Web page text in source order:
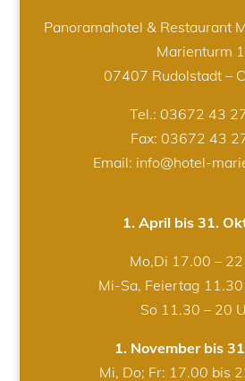
Panoramahotel & Restaurant
Marienturm 1
07407 Rudolstadt –
Tel.: 03672 43
Fax: 03672 43
Email: info@hotel-
1. April bis 31.
Mo,Di 17.00 –
Mi-Sa, Feiertag
So 11.30 – 20
1. November bis
Mi, Do; Fr: 17.00 bis